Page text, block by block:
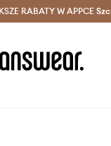
Dostawa nawet
RABATY W APPCE